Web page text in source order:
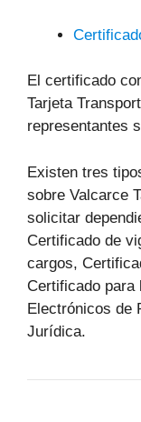
El certificado
Tarjeta
representantes
Existen tres
sobre Valcarce
solicitar
Certificado de
cargos,
Certificado para
Electrónicos de
Jurídica.